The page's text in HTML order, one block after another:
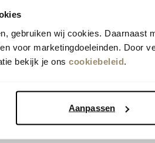
gebruiken wij cookies. Daarnaast
voor marketingdoeleinden. Door
bekijk je ons cookiebeleid.
Aanpassen